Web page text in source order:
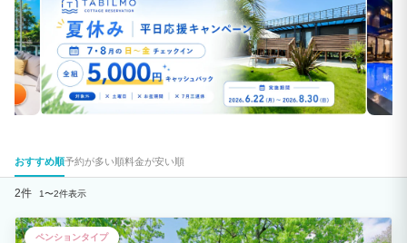
おすすめ順予約が多い順料金が安い順
2件 1〜2件表示
ペンションタイプ